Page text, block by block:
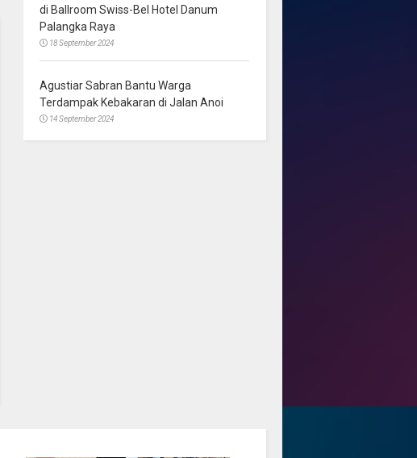
di Ballroom Swiss-Bel Hotel Danum
Palangka Raya
18 September 2024
Agustiar Sabran Bantu Warga
Terdampak Kebakaran di Jalan Anoi
14 September 2024